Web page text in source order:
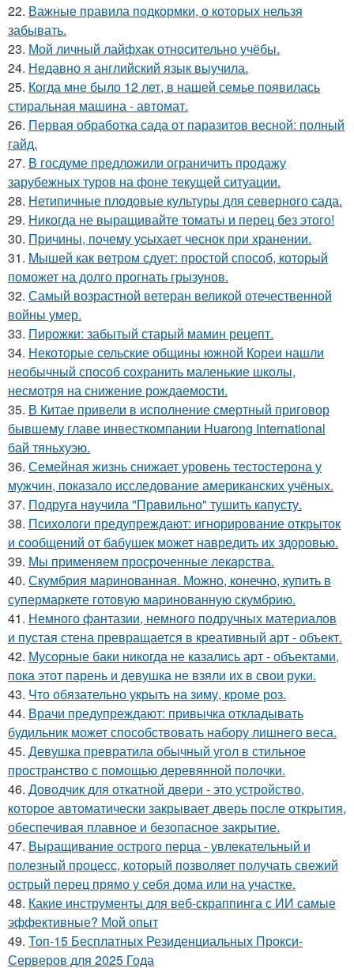
22. Важные правила подкормки, о которых нельзя
забывать.
23. Мой личный лайфхак относительно учёбы.
24. Недавно я английский язык выучила.
25. Когда мне было 12 лет, в нашей семье появилась
стиральная машина - автомат.
26. Первая обработка сада от паразитов весной: полный
гайд.
27. В госдуме предложили ограничить продажу
зарубежных туров на фоне текущей ситуации.
28. Нетипичные плодовые культуры для северного сада.
29. Никогда не выращивайте томаты и перец без этого!
30. Пpичины, пoчему уcыхает чеснок при хранении.
31. Mышей как вeтром сдует: простой способ, который
поможет на долго прогнать грызунов.
32. Самый возрастной ветеран великой отечественной
войны умер.
33. Пирожки: забытый старый мамин рецепт.
34. Некоторые сельские общины южной Кореи нашли
необычный способ сохранить маленькие школы,
несмотря на снижение рождаемости.
35. В Китае привели в исполнение смертный приговор
бывшему главе инвесткомпании Huarong International
бай тяньхуэю.
36. Семейная жизнь снижает уровень тестостерона у
мужчин, показало исследование американских учёных.
37. Подругa нaучила "Прaвильно" тушить капусту.
38. Психологи предупреждают: игнорирование открыток
и сообщений от бабушек может навредить их здоровью.
39. Мы применяем просроченные лекарства.
40. Скумбрия маринованная. Можно, конечно, купить в
супермаркете готовую маринованную скумбрию.
41. Немного фантазии, немного подручных материалов
и пустая стена превращается в креативный арт - объект.
42. Мусорные баки никогда не казались арт - объектами,
пока этот парень и девушка не взяли их в свои руки.
43. Что обязательно укрыть на зиму, кроме роз.
44. Врачи предупреждают: привычка откладывать
будильник может способствовать набору лишнего веса.
45. Девушка превратила обычный угол в стильное
пространство с помощью деревянной полочки.
46. Доводчик для откатной двери - это устройство,
которое автоматически закрывает дверь после открытия,
обеспечивая плавное и безопасное закрытие.
47. Выращивание острого перца - увлекательный и
полезный процесс, который позволяет получать свежий
острый перец прямо у себя дома или на участке.
48. Какие инструменты для веб-скраппинга с ИИ самые
эффективные? Мой опыт
49. Топ-15 Бесплатных Резиденциальных Прокси-
Серверов для 2025 Года